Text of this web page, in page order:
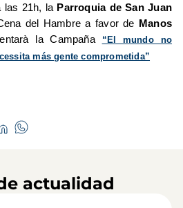
las 21h, la Parroquia de San Juan
del Hambre a favor de Manos
la Campaña
“El mundo no
más gente comprometida”
actualidad